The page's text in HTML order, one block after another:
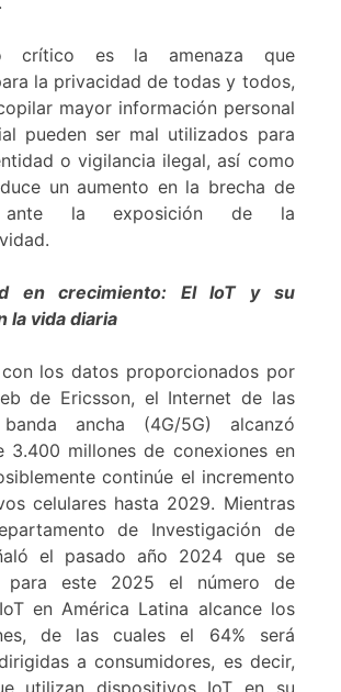
crítico es la amenaza que
la privacidad de todas y todos,
mayor información personal
pueden ser mal utilizados para
o vigilancia ilegal, así como
un aumento en la brecha de
ante la exposición de la
en crecimiento: El IoT y su
la vida diaria
los datos proporcionados por
de Ericsson, el Internet de las
ancha (4G/5G) alcanzó
3.400 millones de conexiones en
continúe el incremento
celulares hasta 2029. Mientras
de Investigación de
el pasado año 2024 que se
para este 2025 el número de
en América Latina alcance los
de las cuales el 64% será
a consumidores, es decir,
utilizan dispositivos IoT en su